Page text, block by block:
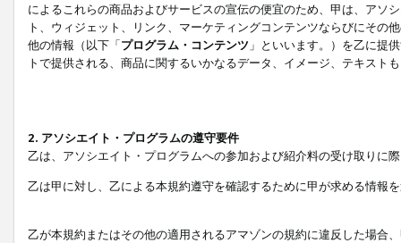
によるこれらの商品およびサービスの宣伝の便宜のため、甲は、アソ
ト、ウィジェット、リンク、マーケティングコンテンツならびにその
他の情報（以下「プログラム・コンテンツ 」といいます。）を乙に提
トで提供される、商品に関するいかなるデータ、イメージ、テキス
2. アソシエイト・プログラムの遵守要件
乙は、アソシエイト・プログラムへの参加および紹介料の受け取りに
乙は甲に対し、乙による本規約遵守を確認するために甲が求める情報
乙が本規約またはその他の適用されるアマゾンの規約に違反した場合